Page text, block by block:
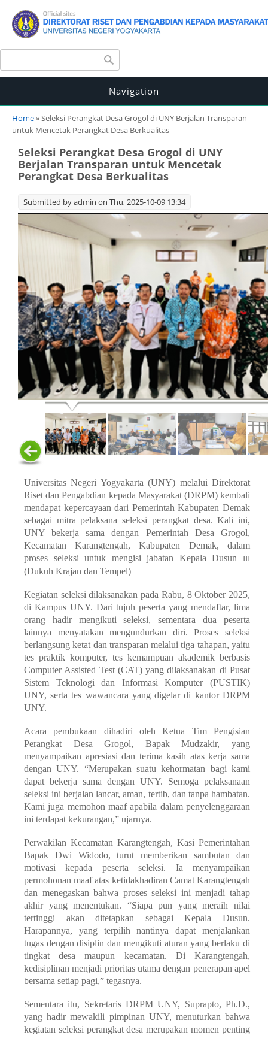
Search form
Navigation
You are here
Home» Seleksi Perangkat Desa Grogol di UNY Berjalan Transparan
untuk Mencetak Perangkat Desa Berkualitas
Seleksi Perangkat Desa Grogol di UNY
Berjalan Transparan untuk Mencetak
Perangkat Desa Berkualitas
Submitted byadmin on Thu, 2025-10-09 13:34
Universitas Negeri Yogyakarta (UNY) melalui Direktorat
Riset dan Pengabdian kepada Masyarakat (DRPM) kembali
mendapat kepercayaan dari Pemerintah Kabupaten Demak
sebagai mitra pelaksana seleksi perangkat desa. Kali ini,
UNY bekerja sama dengan Pemerintah Desa Grogol,
Kecamatan Karangtengah, Kabupaten Demak, dalam
proses seleksi untuk mengisi jabatan Kepala Dusun III
(Dukuh Krajan dan Tempel)
Kegiatan seleksi dilaksanakan pada Rabu, 8 Oktober 2025,
di Kampus UNY. Dari tujuh peserta yang mendaftar, lima
orang hadir mengikuti seleksi, sementara dua peserta
lainnya menyatakan mengundurkan diri. Proses seleksi
berlangsung ketat dan transparan melalui tiga tahapan, yaitu
tes praktik komputer, tes kemampuan akademik berbasis
Computer Assisted Test(CAT) yang dilaksanakan di Pusat
Sistem Teknologi dan Informasi Komputer (PUSTIK)
UNY, serta tes wawancara yang digelar di kantor DRPM
UNY.
Acara pembukaan dihadiri oleh Ketua Tim Pengisian
Perangkat Desa Grogol, Bapak Mudzakir, yang
menyampaikan apresiasi dan terima kasih atas kerja sama
dengan UNY. “Merupakan suatu kehormatan bagi kami
dapat bekerja sama dengan UNY. Semoga pelaksanaan
seleksi ini berjalan lancar, aman, tertib, dan tanpa hambatan.
Kami juga memohon maaf apabila dalam penyelenggaraan
ini terdapat kekurangan,” ujarnya.
Perwakilan Kecamatan Karangtengah, Kasi Pemerintahan
Bapak Dwi Widodo, turut memberikan sambutan dan
motivasi kepada peserta seleksi. Ia menyampaikan
permohonan maaf atas ketidakhadiran Camat Karangtengah
dan menegaskan bahwa proses seleksi ini menjadi tahap
akhir yang menentukan. “Siapa pun yang meraih nilai
tertinggi akan ditetapkan sebagai Kepala Dusun.
Harapannya, yang terpilih nantinya dapat menjalankan
tugas dengan disiplin dan mengikuti aturan yang berlaku di
tingkat desa maupun kecamatan. Di Karangtengah,
kedisiplinan menjadi prioritas utama dengan penerapan apel
bersama setiap pagi,” tegasnya.
Sementara itu, Sekretaris DRPM UNY, Suprapto, Ph.D.,
yang hadir mewakili pimpinan UNY, menuturkan bahwa
kegiatan seleksi perangkat desa merupakan momen penting